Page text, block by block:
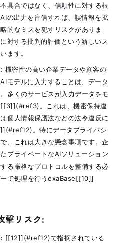
具合ではなく、信頼性に対する根
の出力を盲信すれば、誤情報を拡
的なミスを犯すリスクがありま
対する批判的評価という新しいス
ます。
機密性の高い企業データや顧客の
モデルに入力することは、データ
多くのサービスが入力データをモ
[[3]](#ref3)。これは、機密保持違
個人情報保護法などの法令違反に
。特にデータプライバシ
、これは大きな懸念事項です。企
プライベートなAIソリューション
る厳格なプロトコルを整備する必
で処理を行うexaBase[[10]]
撃リスク:
[[12]](#ref12)で指摘されている